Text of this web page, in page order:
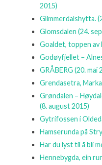
2015)
Glimmerdalshytta.
Glomsdalen(24.
Goaldet, toppen av
Godøyfjellet –
GRÅBERG(20. mai
Grendasetra,
Grøndalen –
(8. august 2015)
Gytrifossen i
Hamserunda på
Har du lyst til å bli
Hennebygda, ein